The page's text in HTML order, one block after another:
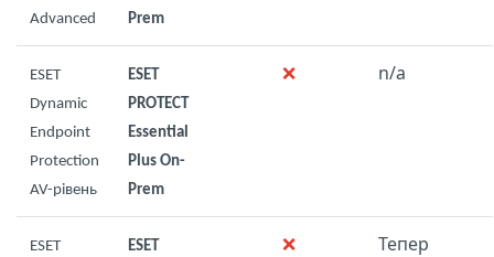
Advanced
Prem
ESET
Dynamic
Endpoint
Protection
AV-рівень
ESET
PROTECT
Essential
Plus On-
Prem
❌ n/a
ESET
ESET
❌
Тепер